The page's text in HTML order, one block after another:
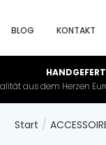
BLOG KONTAKT
aus dem Herzen
Start